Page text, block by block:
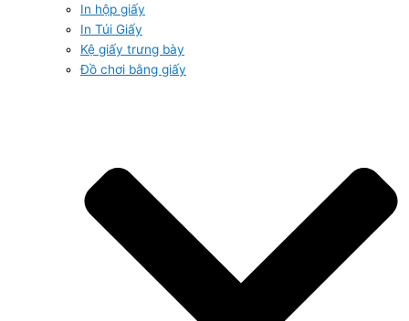
In hộp giấy
In Túi Giấy
Kệ giấy trưng bày
Đồ chơi bằng giấy